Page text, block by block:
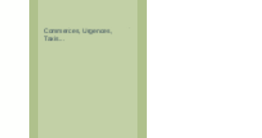
Commerces, Urgences,
Taxis...